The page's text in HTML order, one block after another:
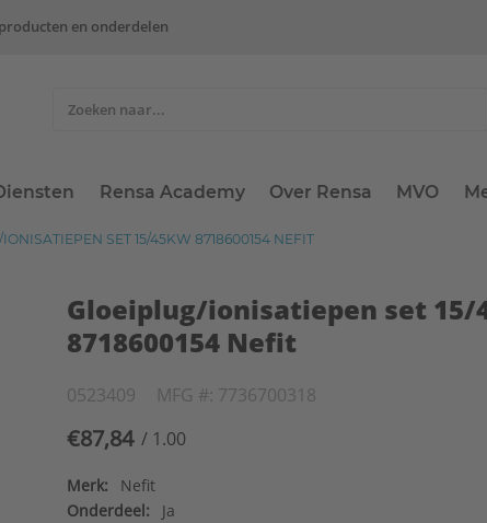
en onderdelen
Rensa Academy Over Rensa MVO
SET 15/45KW 8718600154 NEFIT
Gloeiplug/ionisatiepen set 15/
8718600154 Nefit
0523409 MFG #: 7736700318
€87,84 / 1.00
Merk:
Nefit
Onderdeel:
Ja